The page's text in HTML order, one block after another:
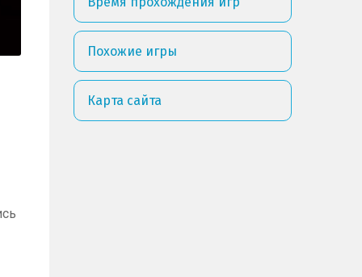
Похожие игры
Карта сайта